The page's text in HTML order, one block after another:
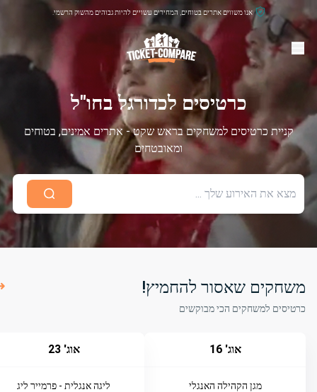
אנו משווים אתרים בטוחים, המחירים עשויים להיות גבוהים מהשוק הרשמי.
כרטיסים לכדורגל בחו"ל
קניית כרטיסים למשחקים בראש שקט - אתרים אמינים, בטוחים
ומאובטחים
משחקים שאסור להחמיץ!
כרטיסים למשחקים הכי מבוקשים
אוג' 16
מגן הקהילה האנגלי
אוג' 23
ליגה אנגלית - פרמייר ליג